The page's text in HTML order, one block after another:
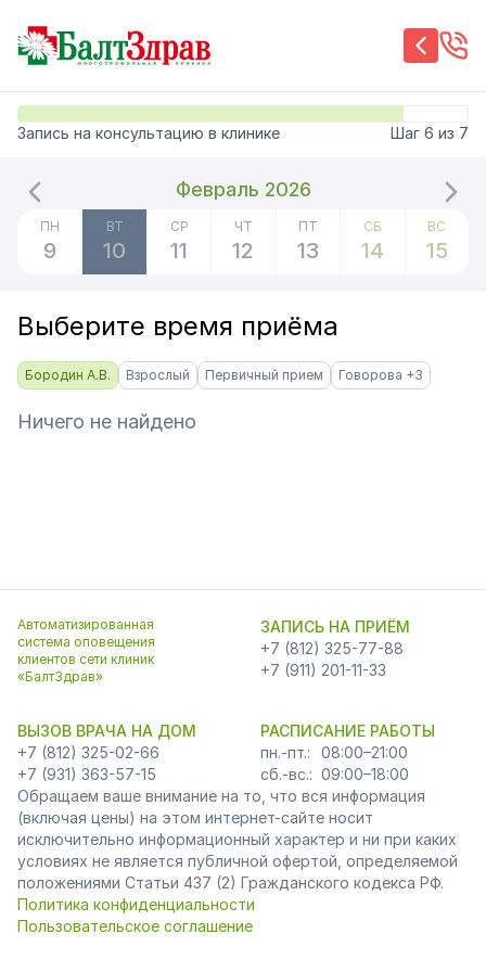
Запись на консультацию в клинике Шаг 6 из 7
Февраль 2026
ПН
9
ВТ
10
СР
11
ЧТ
12
ПТ
13
СБ
14
ВС
15
Выберите время приёма
Бородин А.В. Взрослый Первичный прием Говорова +3
Ничего не найдено
Автоматизированная
система оповещения
клиентов сети клиник
«БалтЗдрав»
ЗАПИСЬ НА ПРИЁМ
+7 (812) 325-77-88
+7 (911) 201-11-33
ВЫЗОВ ВРАЧА НА ДОМ
+7 (812) 325-02-66
+7 (931) 363-57-15
РАСПИСАНИЕ РАБОТЫ
пн.-пт.:
08:00–21:00
сб.-вс.: 09:00–18:00
Обращаем ваше внимание на то, что вся информация
(включая цены) на этом интернет-сайте носит
исключительно информационный характер и ни при каких
условиях не является публичной офертой, определяемой
положениями Статьи 437 (2) Гражданского кодекса РФ.
Политика конфиденциальности
Пользовательское соглашение